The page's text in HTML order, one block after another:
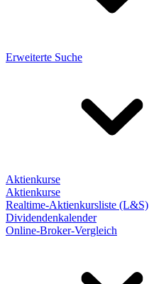
Erweiterte Suche
Aktienkurse
Aktienkurse
Realtime-Aktienkursliste (L&S)
Dividendenkalender
Online-Broker-Vergleich